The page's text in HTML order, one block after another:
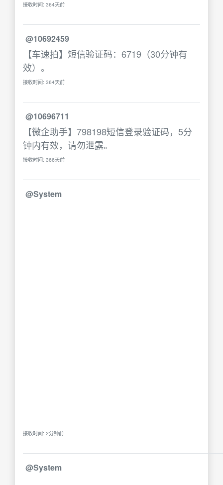
接收时间: 364天前
@10692459
【车速拍】短信验证码：6719（30分钟有
效）。
接收时间: 364天前
@10696711
【微企助手】798198短信登录验证码，5分
钟内有效，请勿泄露。
接收时间: 366天前
@System
接收时间: 2分钟前
@System